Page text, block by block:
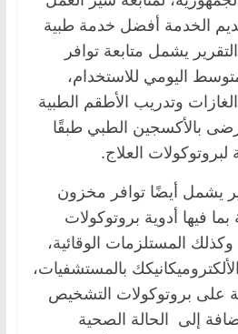
الخدمة أفضل خدمة طبية
يشمل متابعة توافر
اليومي للاستخدام،
وتدريب الأطقم الطبية
بالأكسجين الطبي طبقًا
لبروتوكولات العلاج.
يشمل أيضًا توافر مخزون
فيها أدوية بروتوكولات
المستلزمات الوقائية،
بالمستشفيات،
على بروتوكولات التشخيص
إلى الحالة الصحية